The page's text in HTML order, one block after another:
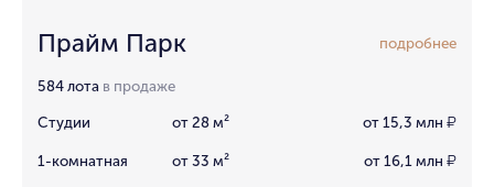
Прайм Парк подробнее
584 лота в продаже
Студии от 28 м² от 15,3 млн ₽
1-комнатная от 33 м² от 16,1 млн ₽